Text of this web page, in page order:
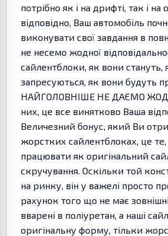
потрібно як і на дрифті, так і на
відповідно, Ваш автомобіль
виконувати свої завдання в
не несемо жодної
сайлентблоки, як вони стануть,
запресуються, як вони будуть
НАЙГОЛОВНІШЕ НЕ ДАЄМО
них, це все винятково Ваша
Величезний бонус, який Ви
жорстких сайлентблоках, це
працювати як оригінальний
скручування. Оскільки той
на ринку, він у важелі просто
рахунок того що не має
вварені в поліуретан, а наші
оригінальну форму, тільки